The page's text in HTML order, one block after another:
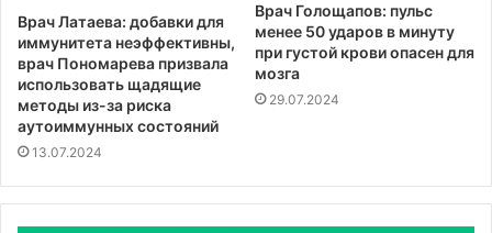
Врач Латаева: добавки для
иммунитета неэффективны,
врач Пономарева призвала
использовать щадящие
методы из-за риска
аутоиммунных состояний
13.07.2024
Врач Голощапов: пульс
менее 50 ударов в минуту
при густой крови опасен для
мозга
29.07.2024